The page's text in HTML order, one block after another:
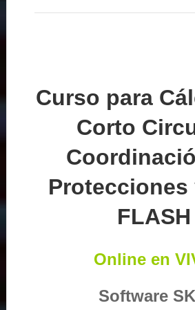
Curso para
Corto
Protecciones
FLASH
Online en
Software